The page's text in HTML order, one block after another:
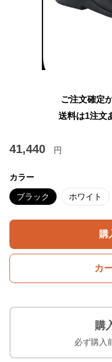
ご注文確定
送料は1注文
41,440 円
カラー
ブラック ホワイト
購
カ
購
必ず購入